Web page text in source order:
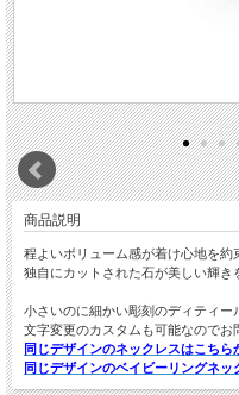
商品説明
程よいボリューム感が着け心地を約
独自にカットされた石が美しい輝き
小さいのに細かい彫刻のディティー
文字変更のカスタムも可能なのでお
同じデザインのネックレスはこちら
同じデザインのベイビーリングネッ